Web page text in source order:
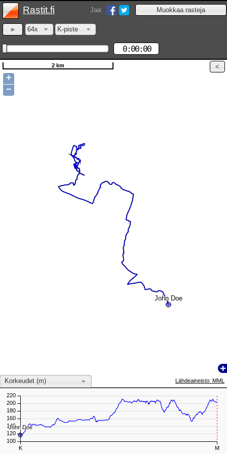
John Doe
John Doe
Rastit.fi Jaa:
64x K-piste
0:00:00
2 km
+
−
Lähdeaineisto: MML
Korkeudet (m)
K M
100
120
140
160
180
200
220
John Doe
John Doe